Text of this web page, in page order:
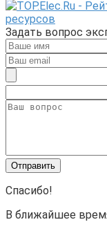
Задать вопрос
Спасибо!
В ближайшее